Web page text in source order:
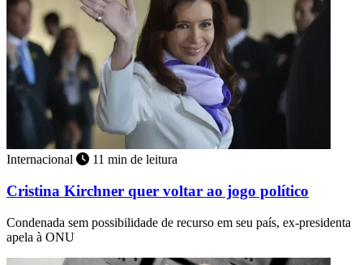
Internacional 11 min de leitura
Cristina Kirchner quer voltar ao jogo político
Condenada sem possibilidade de recurso em seu país, ex-presidenta
apela à ONU